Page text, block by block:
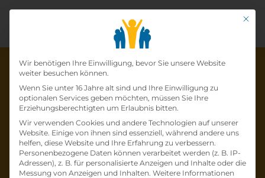
Die Lehrstelle wurde schon
besetzt!
Die LehrstelleLehre zum:zur
Einzelhandelskaufmann:Einzelhandelskauffr
Mit
Datenschutz-
Wir benötigen Ihre Einwilligung, bevor Sie unsere Website
weiter besuchen können.
Wenn Sie unter 16 Jahre alt sind und Ihre Einwilligung zu
optionalen Services geben möchten, müssen Sie Ihre
Erziehungsberechtigten um Erlaubnis bitten.
Wir verwenden Cookies und andere Technologien auf unserer
Website. Einige von ihnen sind essenziell, während andere uns
helfen, diese Website und Ihre Erfahrung zu verbessern.
Personenbezogene Daten können verarbeitet werden (z. B. IP-
Adressen), z. B. für personalisierte Anzeigen und Inhalte oder die
Messung von Anzeigen und Inhalten. Weitere Informationen